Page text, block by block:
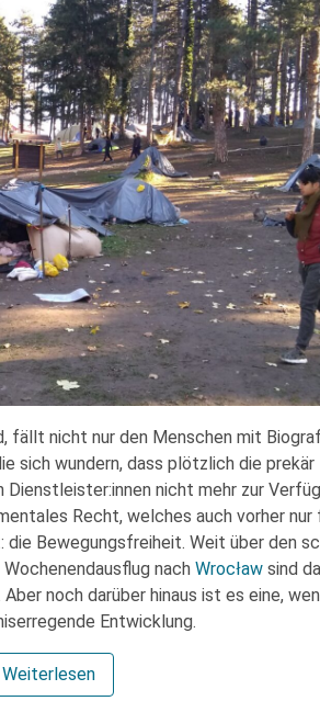
fällt nicht nur den Menschen mit
sich wundern, dass plötzlich die prekär
nicht mehr zur
Recht, welches auch vorher nur
Bewegungsfreiheit. Weit über den
nach Wrocław sind
noch darüber hinaus ist es eine,
Entwicklung.
Weiterlesen